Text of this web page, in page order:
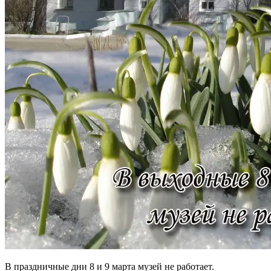
В праздничные дни 8 и 9 марта музей не работает.